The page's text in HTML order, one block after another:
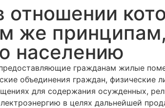
отношении
же
населению
гражданам жилые
объединения граждан, физические
для содержания осужденных,
в целях дальнейшей